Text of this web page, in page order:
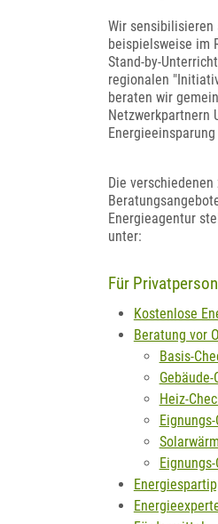
Wir sensibilisieren
beispielsweise im
Stand-by-
regionalen
beraten wir
Netzwerkpartnern
Die
Energieagentur
unter:
Für
Kostenlose
Beratung vor
Basis-
Gebäude-
Heiz-